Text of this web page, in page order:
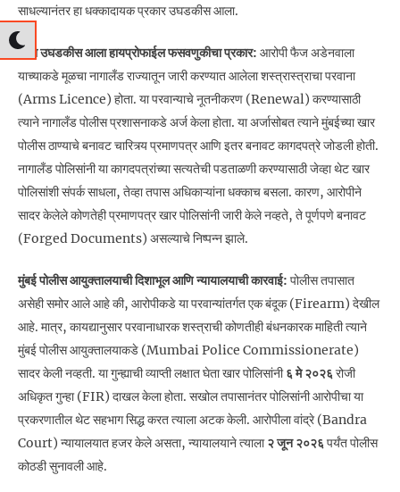
साधल्यानंतर हा धक्कादायक प्रकार उघडकीस आला.
असा उघडकीस आला हायप्रोफाईल फसवणुकीचा प्रकार: आरोपी फैज अडेनवाला
याच्याकडे मूळचा नागालँड राज्यातून जारी करण्यात आलेला शस्त्रास्त्राचा परवाना
(Arms Licence) होता. या परवान्याचे नूतनीकरण (Renewal) करण्यासाठी
त्याने नागालँड पोलीस प्रशासनाकडे अर्ज केला होता. या अर्जासोबत त्याने मुंबईच्या खार
पोलीस ठाण्याचे बनावट चारित्र्य प्रमाणपत्र आणि इतर बनावट कागदपत्रे जोडली होती.
नागालँड पोलिसांनी या कागदपत्रांच्या सत्यतेची पडताळणी करण्यासाठी जेव्हा थेट खार
पोलिसांशी संपर्क साधला, तेव्हा तपास अधिकाऱ्यांना धक्काच बसला. कारण, आरोपीने
सादर केलेले कोणतेही प्रमाणपत्र खार पोलिसांनी जारी केले नव्हते, ते पूर्णपणे बनावट
(Forged Documents) असल्याचे निष्पन्न झाले.
मुंबई पोलीस आयुक्तालयाची दिशाभूल आणि न्यायालयाची कारवाई: पोलीस तपासात
असेही समोर आले आहे की, आरोपीकडे या परवान्यांतर्गत एक बंदूक (Firearm) देखील
आहे. मात्र, कायद्यानुसार परवानाधारक शस्त्राची कोणतीही बंधनकारक माहिती त्याने
मुंबई पोलीस आयुक्तालयाकडे (Mumbai Police Commissionerate)
सादर केली नव्हती. या गुन्ह्याची व्याप्ती लक्षात घेता खार पोलिसांनी६ मे २०२६ रोजी
अधिकृत गुन्हा (FIR) दाखल केला होता. सखोल तपासानंतर पोलिसांनी आरोपीचा या
प्रकरणातील थेट सहभाग सिद्ध करत त्याला अटक केली. आरोपीला वांद्रे (Bandra
Court) न्यायालयात हजर केले असता, न्यायालयाने त्याला२ जून २०२६ पर्यंत पोलीस
कोठडी सुनावली आहे.